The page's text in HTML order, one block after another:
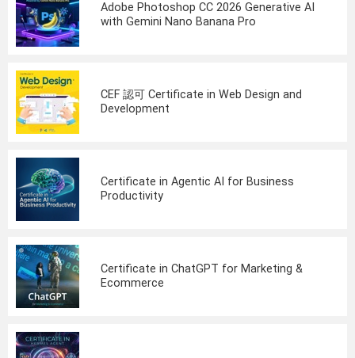
Adobe Photoshop CC 2026 Generative AI
with Gemini Nano Banana Pro
CEF 認可 Certificate in Web Design and
Development
Certificate in Agentic AI for Business
Productivity
Certificate in ChatGPT for Marketing &
Ecommerce